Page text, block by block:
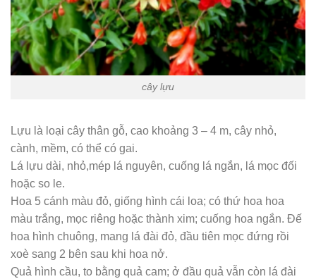
cây lựu
Lựu là loại cây thân gỗ, cao khoảng 3 – 4 m, cây nhỏ,
cành, mềm, có thể có gai.
Lá lựu dài, nhỏ,mép lá nguyên, cuống lá ngắn, lá mọc đối
hoặc so le.
Hoa 5 cánh màu đỏ, giống hình cái loa; có thứ hoa hoa
màu trắng, mọc riêng hoặc thành xim; cuống hoa ngắn. Đế
hoa hình chuông, mang lá đài đỏ, đầu tiên mọc đứng rồi
xoè sang 2 bên sau khi hoa nở.
Quả hình cầu, to bằng quả cam; ở đầu quả vẫn còn lá đài